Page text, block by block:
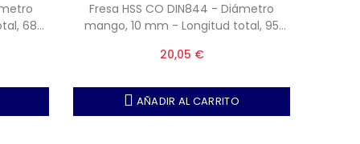
68
Fresa HSS CO DIN844 - Diámetro
mango, 10 mm - Longitud total, 95
20,05 €
AÑADIR AL CARRITO